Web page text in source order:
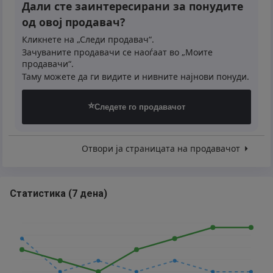
informativnog su karaktera. Prodavac ne garantuje
za potpunu tačnost ili ažurnost svih informacija o
vozilu i opremi. Kupac je dužan da samostalno
proveri sve relevantne detalje pre kupovine.
Prodavac ne snosi odgovornost za eventualne
greške u oglasu niti za bilo kakvu štetu nastalu
korišćenjem dostavljenih informacija.
Molio bih da pre nego mi ponudite vaše vozilo u
Дали сте заинтересирани за понудите
од овој продавач?
Кликнете на „Следи продавач“.
Зачуваните продавачи се наоѓаат во „Моите
продавачи“.
Таму можете да ги видите и нивните најнови понуди.
⭐Следете го продавачот
Отвори ја страницата на продавачот
Статистика (7 дена)